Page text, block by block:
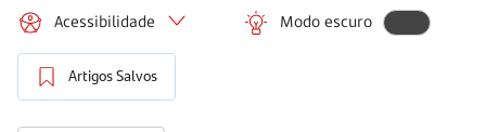
Acessibilidade Modo escuro
Artigos Salvos